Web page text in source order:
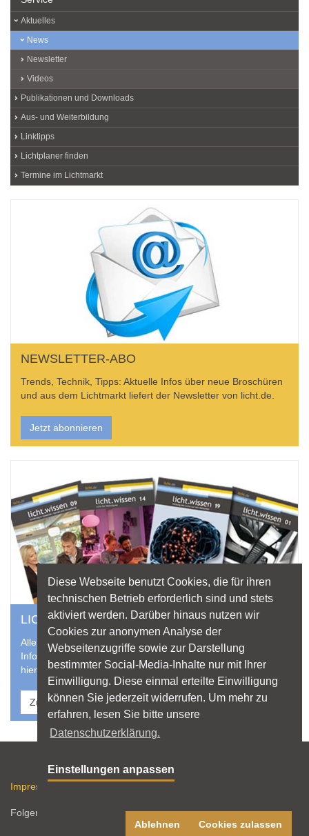
Aktuelles
News
Newsletter
Videos
Publikationen und Downloads
Aus- und Weiterbildung
Linktipps
Lichtplaner finden
Termine im Lichtmarkt
NEWSLETTER-ABO
Trends, Technik, Tipps: Aktuelle Infos über neue Broschüren
und aus dem Lichtmarkt liefert der Newsletter von licht.de.
Jetzt abonnieren
LICHT ALS LEKTÜRE
Alle aktuellen Hefte der licht.wissen-Reihe und weitere
Informationsschriften zu Licht und Beleuchtung finden Sie
hier zum direkten Download.
Zu Broschüren & Downloads
Impressum
Folgen Sie licht.de:
Diese Webseite benutzt Cookies, die für ihren
technischen Betrieb erforderlich sind und stets
aktiviert werden. Darüber hinaus nutzen wir
Cookies zur anonymen Analyse der
Webseitenzugriffe sowie zur Darstellung
bestimmter Social-Media-Inhalte nur mit Ihrer
Einwilligung. Diese einmal erteilte Einwilligung
können Sie jederzeit widerrufen. Um mehr zu
erfahren, lesen Sie bitte unsere
Datenschutzerklärung.
Einstellungen anpassen
Cookies zulassen
Ablehnen